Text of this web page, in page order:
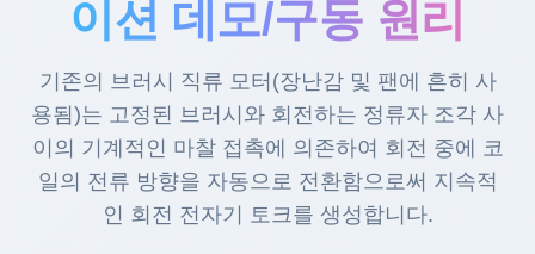
이션 데모/구동 원리
기존의 브러시 직류 모터(장난감 및 팬에 흔히 사
용됨)는 고정된 브러시와 회전하는 정류자 조각 사
이의 기계적인 마찰 접촉에 의존하여 회전 중에 코
일의 전류 방향을 자동으로 전환함으로써 지속적
인 회전 전자기 토크를 생성합니다.